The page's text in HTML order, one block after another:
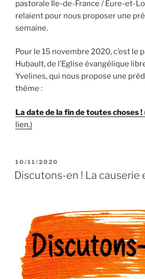
pastorale Île-de-France / Eure-et-
relaient pour nous proposer une
semaine.
Pour le 15 novembre 2020, c’est le
Hubault, de l’Eglise évangélique
Yvelines, qui nous propose une
thème :
La date de la fin de toutes choses !
lien.)
PUBLIÉ
LE
10/11/2020
Discutons-en ! La causerie